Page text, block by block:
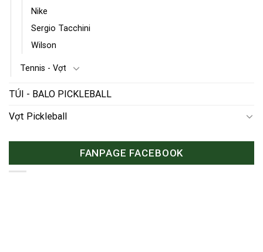
Nike
Sergio Tacchini
Wilson
Tennis - Vợt
TÚI - BALO PICKLEBALL
Vợt Pickleball
FANPAGE FACEBOOK